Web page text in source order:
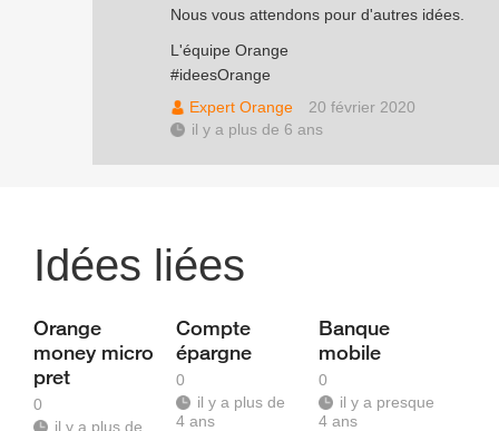
Nous vous attendons pour d'autres idées.
L'équipe Orange
#ideesOrange
Expert Orange
20 février 2020
il y a plus de 6 ans
Idées liées
Orange
money micro
pret
0
il y a plus de
Compte
épargne
0
il y a plus de
4 ans
Banque
mobile
0
il y a presque
4 ans